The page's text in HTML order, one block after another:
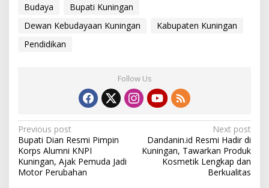
Budaya
Bupati Kuningan
Dewan Kebudayaan Kuningan
Kabupaten Kuningan
Pendidikan
Follow Us
Post
navigation
Previous post
Bupati Dian Resmi Pimpin
Korps Alumni KNPI
Kuningan, Ajak Pemuda Jadi
Motor Perubahan
Next post
Dandanin.id Resmi Hadir di
Kuningan, Tawarkan Produk
Kosmetik Lengkap dan
Berkualitas